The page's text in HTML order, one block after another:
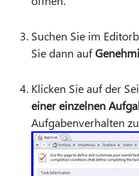
Suchen Sie im
Sie dann auf
Klicken Sie auf der
einer einzelnen
Aufgabenverhalten